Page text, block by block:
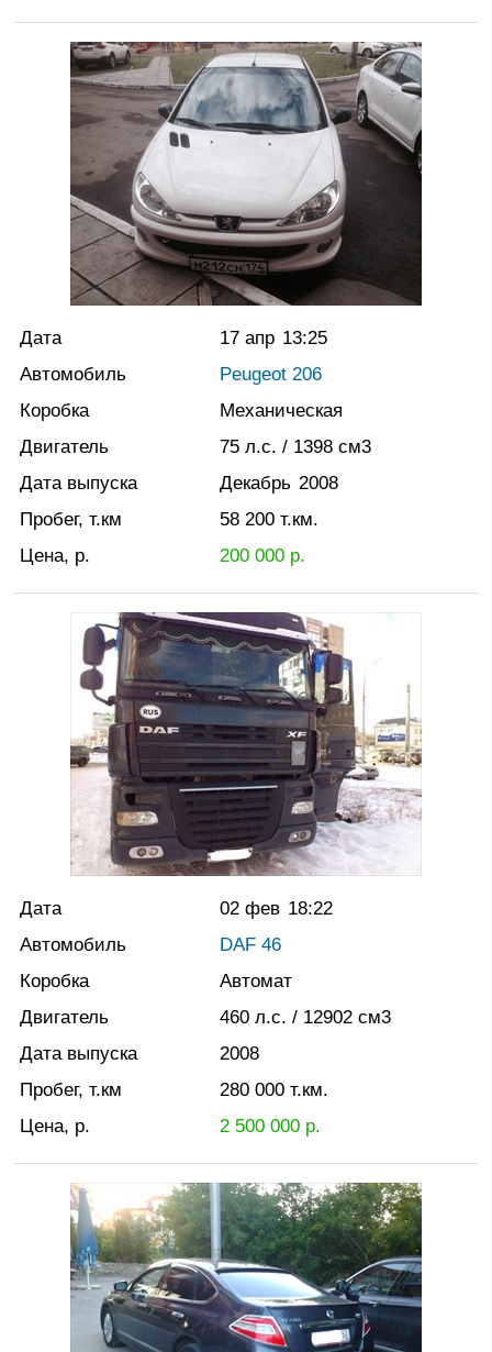
Дата 17 апр 13:25
Автомобиль
Peugeot 206
Коробка
Механическая
Двигатель
75 л.с. / 1398 см3
Дата выпуска
Декабрь 2008
Пробег, т.км
58 200 т.км.
Цена, р.
200 000р.
Дата 02 фев 18:22
Автомобиль
DAF 46
Коробка
Автомат
Двигатель
460 л.с. / 12902 см3
Дата выпуска
2008
Пробег, т.км
280 000 т.км.
Цена, р.
2 500 000р.